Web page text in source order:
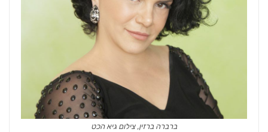
ברברה ברזין, צילום גיא הכט